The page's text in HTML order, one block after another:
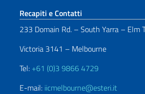
Sezione footer
Recapiti e Contatti
233 Domain Rd. – South Yarra – Elm
Victoria 3141 – Melbourne
Tel: +61 (0)3 9866 4729
E-mail: iicmelbourne@esteri.it